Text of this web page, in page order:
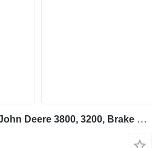
Тормозной барабан John Deere 3800, 3200, Brake Housing Drum Assy 4475335050, Z72506 для телескопического фронтального погрузчика John Deere 3800